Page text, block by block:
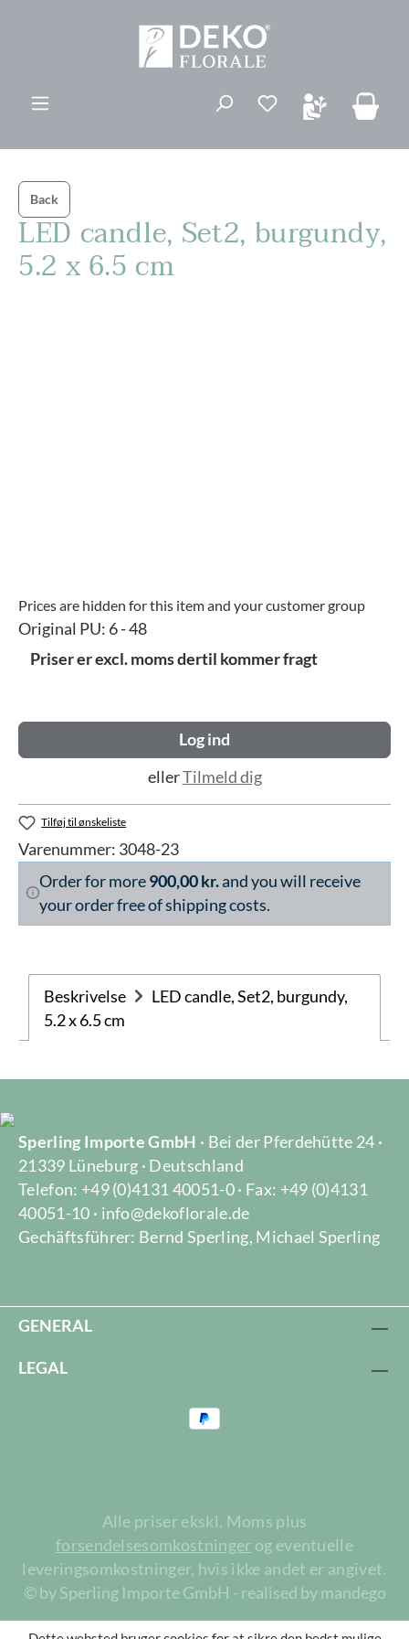
Du har 0
Back
LED candle, Set2, burgundy,
5.2 x 6.5 cm
Prices are hidden for this item and your customer group
Original PU: 6 - 48
Priser er excl. moms dertil kommer fragt
Log ind
ellerTilmeld dig
Tilføj til ønskeliste
Varenummer: 3048-23
Order for more900,00 kr.and you will receive
your order free of shipping costs.
Beskrivelse
LED candle, Set2, burgundy,
5.2 x 6.5 cm
Sperling Importe GmbH · Bei der Pferdehütte 24 ·
21339 Lüneburg · Deutschland
Telefon: +49 (0)4131 40051-0 · Fax: +49 (0)4131
40051-10 · info@dekoflorale.de
Gechäftsführer: Bernd Sperling, Michael Sperling
GENERAL
LEGAL
Alle priser ekskl. Moms plus
forsendelsesomkostninger og eventuelle
leveringsomkostninger, hvis ikke andet er angivet.
© by Sperling Importe GmbH - realised by mandego